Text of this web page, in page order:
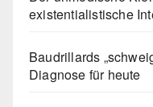
existentialistische
Baudrillards
Diagnose für heute